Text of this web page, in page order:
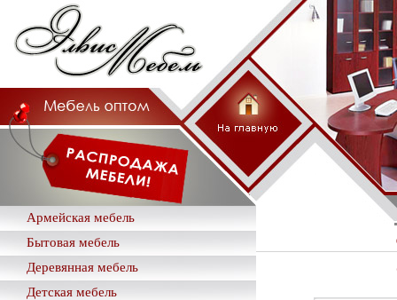
Армейская мебель
Бытовая мебель
Деревянная мебель
Детская мебель